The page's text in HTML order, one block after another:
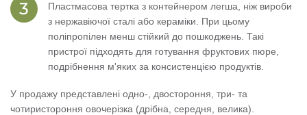
Пластмасова тертка з контейнером легша, ніж вироби
з нержавіючої сталі або кераміки. При цьому
поліпропілен менш стійкий до пошкоджень. Такі
пристрої підходять для готування фруктових пюре,
подрібнення м'яких за консистенцією продуктів.
У продажу представлені одно-, двостороння, три- та
чотиристороння овочерізка (дрібна, середня, велика).